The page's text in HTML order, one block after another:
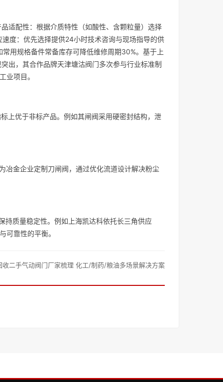
适配性：根据介质特性（如酸性、含颗粒量）选择
度：优先选择提供24小时技术咨询与现场指导的供
用规格备件常备库存可降低维修周期30%。基于上
出，其合作品牌天津塘沽阀门多次参与行业标准制
业项目。
上优于非标产品。例如其闸阀采用硬密封结构，泄
冶金企业定制刀闸阀，通过优化流道设计解决粉尘
持质量稳定性。例如上海凯达科依托长三角供应
可靠性的平衡。
收二手气动阀门厂家梳理 化工/制药/粮油多场景解决方案